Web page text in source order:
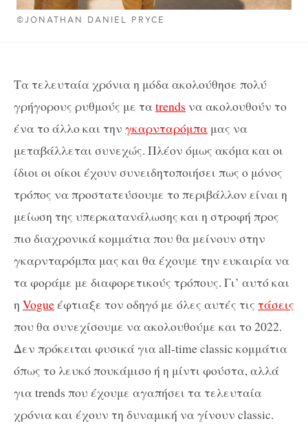
©JONATHAN DANIEL PRYCE
Τα τελευταία χρόνια η μόδα ακολούθησε πολύ
γρήγορους ρυθμούς με ταtrends να ακολουθούν το
ένα το άλλο και την γκαρνταρόμπα μας να
μεταβάλλεται συνεχώς. Πλέον όμως ακόμα και οι
ίδιοι οι οίκοι έχουν συνειδητοποιήσει πως ο μόνος
τρόπος να προστατεύσουμε το περιβάλλον είναι η
μείωση της υπερκατανάλωσης και η στροφή προς
πιο διαχρονικά κομμάτια που θα μείνουν στην
γκαρνταρόμπα μας και θα έχουμε την ευκαιρία να
τα φοράμε με διαφορετικούς τρόπους. Γι’ αυτό και
η Vogueέφτιαξε τον οδηγό με όλες αυτές τις τάσεις
που θα συνεχίσουμε να ακολουθούμε και το 2022.
Δεν πρόκειται φυσικά για all-time classic κομμάτια
όπως το λευκό πουκάμισο ή η μίντι φούστα, αλλά
για trends που έχουμε αγαπήσει τα τελευταία
χρόνια και έχουν τη δυναμική να γίνουν classic.